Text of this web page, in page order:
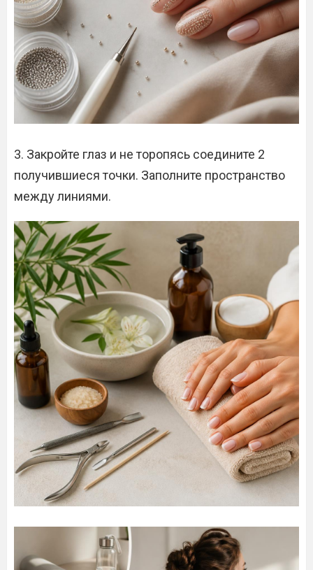
3. Закройте глаз и не торопясь соедините 2
получившиеся точки. Заполните пространство
между линиями.